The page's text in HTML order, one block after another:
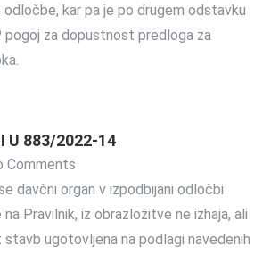
odločbe, kar pa je po drugem odstavku
pogoj za dopustnost predloga za
U 883/2022-14
Comments
davčni organ v izpodbijani odločbi
Pravilnik, iz obrazložitve ne izhaja, ali
ugotovljena na podlagi navedenih